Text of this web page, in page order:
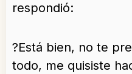
respondió:
?Está bien, no te
todo, me quisiste